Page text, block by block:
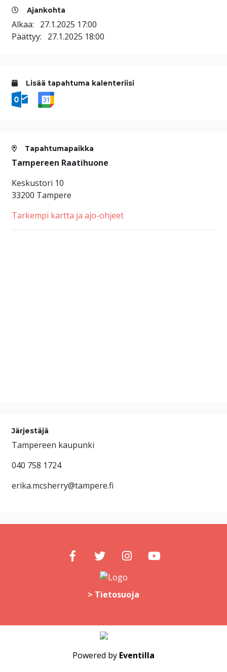
Ajankohta
Alkaa: 27.1.2025 17:00
Päättyy: 27.1.2025 18:00
Lisää tapahtuma kalenteriisi
Tapahtumapaikka
Tampereen Raatihuone
Keskustori 10
33200 Tampere
Tarkempi kartta ja ajo-ohjeet
Järjestäjä
Tampereen kaupunki
040 758 1724
erika.mcsherry@tampere.fi
> Tietosuoja
Powered by Eventilla